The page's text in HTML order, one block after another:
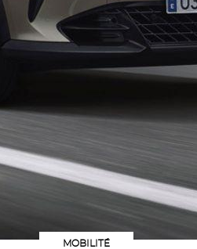
MOBILITÉ